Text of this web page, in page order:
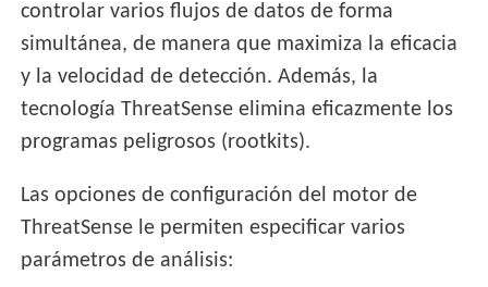
controlar varios flujos de datos de forma
simultánea, de manera que maximiza la eficacia
y la velocidad de detección. Además, la
tecnología ThreatSense elimina eficazmente los
programas peligrosos (rootkits).
Las opciones de configuración del motor de
ThreatSense le permiten especificar varios
parámetros de análisis: